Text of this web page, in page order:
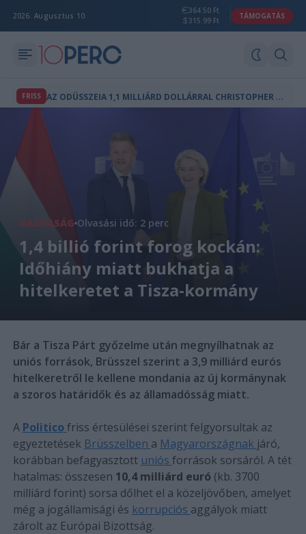
2026. Augusztus 10.
364.50 Ft
315.99 Ft
TÁMOGATÁS
FRISS A
Z ODÜSSZEIA 1,1 MILLIÁRD DOLLÁRRAL CHRISTOPHER NOLAN LEGNAGYOBB BEVÉTELŰ FILMJE
GAZDASÁG Olvasási idő: 2 perc
1,4 billió forint forog kockán:
Időhiány miatt bukhatja a
hitelkeretet a Tisza-kormány
Bár a Tisza Párt győzelme után megnyílhatnak az
uniós források, Brüsszel szerint a 3,9 milliárd eurós
hitelkeretről le kellene mondania az új kormánynak
a szoros határidők és az államadósság miatt.
A Politicofriss értesülései szerint felgyorsultak az
egyeztetések Brüsszelben a Magyarországnak járó,
korábban befagyasztott uniós források sorsáról. A tét
hatalmas: összesen 10,4 milliárd euró (kb. 3700
milliárd forint) sorsa dőlhet el a közeljövőben, amelyet
még a jogállamisági és korrupciós aggályok miatt
zárolt az Európai Bizottság.